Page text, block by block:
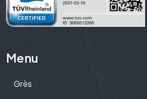
Menu
Grès